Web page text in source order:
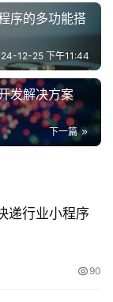
序的多功能搭
12-25 下午11:44
发解决方案
下一篇
递行业小程序
90